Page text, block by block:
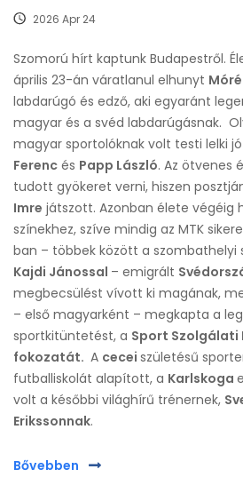
2026 Apr 24
Szomorú hírt kaptunk Budapestről.
április 23-án váratlanul elhunyt
labdarúgó és edző, aki egyaránt
magyar és a svéd labdarúgásnak.
magyar sportolóknak volt testi lelki
Ferenc és Papp László. Az ötvenes
tudott gyökeret verni, hiszen
Imre játszott. Azonban élete végéig
színekhez, szíve mindig az MTK
ban – többek között a szombathelyi
Kajdi Jánossal – emigrált
megbecsülést vívott ki magának,
– első magyarként – megkapta a
sportkitüntetést, a Sport Szolgálati
fokozatát. A cecei születésű
futballiskolát alapított, a Karlskoga
volt a későbbi világhírű trénernek,
Erikssonnak.
Bővebben